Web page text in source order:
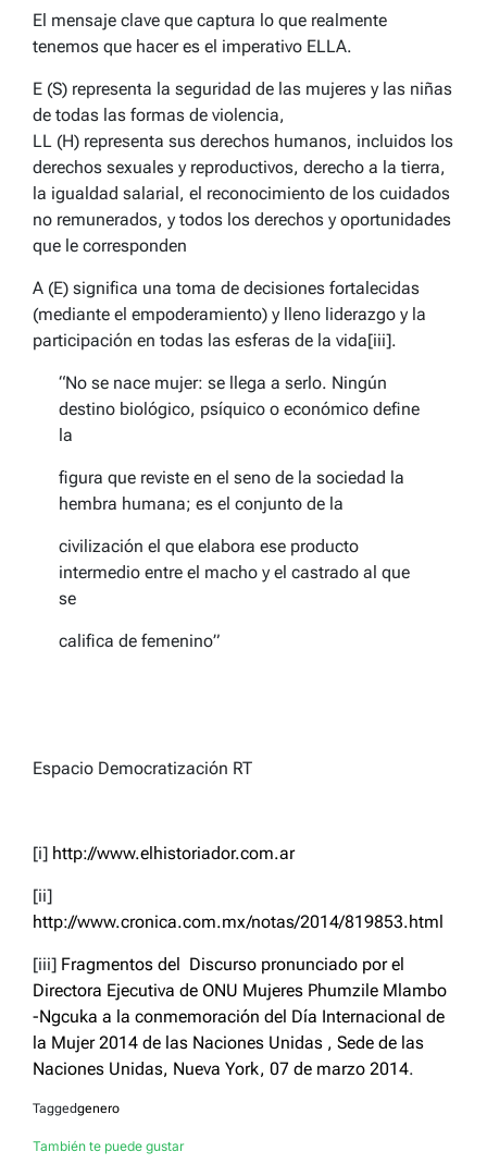
El mensaje clave que captura lo que realmente
tenemos que hacer es el imperativo ELLA.
E (S) representa la seguridad de las mujeres y las niñas
de todas las formas de violencia,
LL (H) representa sus derechos humanos, incluidos los
derechos sexuales y reproductivos, derecho a la tierra,
la igualdad salarial, el reconocimiento de los cuidados
no remunerados, y todos los derechos y oportunidades
que le corresponden
A (E) significa una toma de decisiones fortalecidas
(mediante el empoderamiento) y lleno liderazgo y la
participación en todas las esferas de la vida[iii].
“No se nace mujer: se llega a serlo. Ningún
destino biológico, psíquico o económico define
la
figura que reviste en el seno de la sociedad la
hembra humana; es el conjunto de la
civilización el que elabora ese producto
intermedio entre el macho y el castrado al que
se
califica de femenino”
Espacio Democratización RT
[i] http://www.elhistoriador.com.ar
[ii]
http://www.cronica.com.mx/notas/2014/819853.html
[iii] Fragmentos del Discurso pronunciado por el
Directora Ejecutiva de ONU Mujeres Phumzile Mlambo
-Ngcuka a la conmemoración del Día Internacional de
la Mujer 2014 de las Naciones Unidas , Sede de las
Naciones Unidas, Nueva York, 07 de marzo 2014.
Taggedgenero
También te puede gustar